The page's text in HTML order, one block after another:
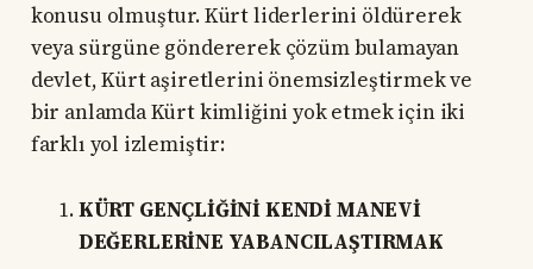
konusu olmuştur. Kürt liderlerini öldürerek
veya sürgüne göndererek çözüm bulamayan
devlet, Kürt aşiretlerini önemsizleştirmek ve
bir anlamda Kürt kimliğini yok etmek için iki
farklı yol izlemiştir:
KÜRT GENÇLİĞİNİ KENDİ MANEVİ
DEĞERLERİNE YABANCILAŞTIRMAK